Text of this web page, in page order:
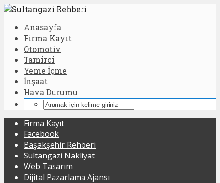
Anasayfa
Firma Kayıt
Otomotiv
Tamirci
Yeme İçme
İnşaat
Hava Durumu
Firma Kayıt
Facebook
Başakşehir Rehberi
Sultangazi Nakliyat
Web Tasarım
Dijital Pazarlama Ajansı